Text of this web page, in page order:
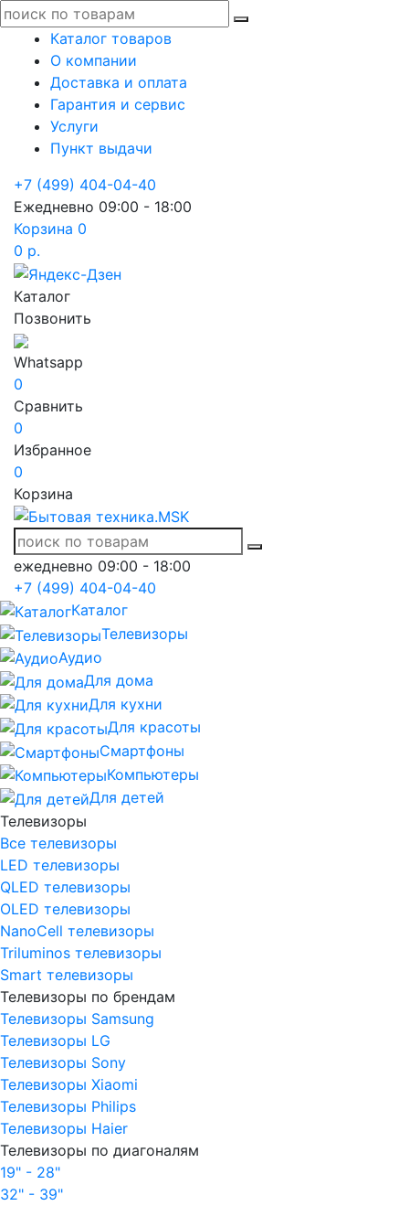
Каталог товаров
О компании
Доставка и оплата
Гарантия и сервис
Услуги
Пункт выдачи
+7 (499) 404-04-40
Ежедневно 09:00 - 18:00
Корзина 0
0 р.
Каталог
Позвонить
Whatsapp
0
Сравнить
0
Избранное
0
Корзина
ежедневно 09:00 - 18:00
+7 (499) 404-04-40
Каталог
Телевизоры
Аудио
Для дома
Для кухни
Для красоты
Смартфоны
Компьютеры
Для детей
Телевизоры
Все телевизоры
LED телевизоры
QLED телевизоры
OLED телевизоры
NanoCell телевизоры
Triluminos телевизоры
Smart телевизоры
Телевизоры по брендам
Телевизоры Samsung
Телевизоры LG
Телевизоры Sony
Телевизоры Xiaomi
Телевизоры Philips
Телевизоры Haier
Телевизоры по диагоналям
19" - 28"
32" - 39"